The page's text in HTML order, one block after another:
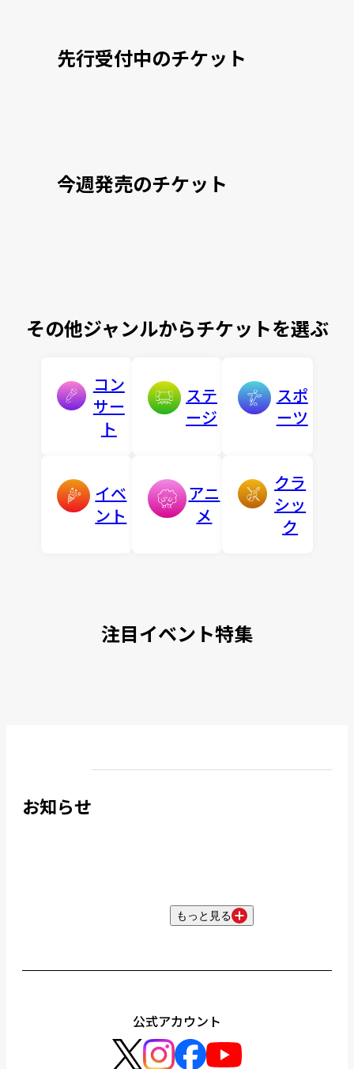
先行受付中のチケット
今週発売のチケット
その他ジャンルからチケットを選ぶ
コン
サー
ト
ステ
ージ
スポ
ーツ
イベ
ント
アニ
メ
クラ
シッ
ク
注目イベント特集
お知らせ
もっと見る
公式アカウント